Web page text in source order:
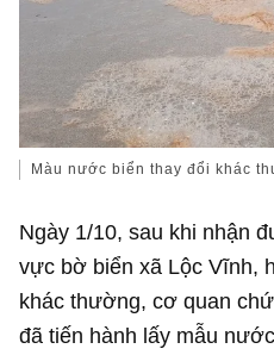
Màu nước biển thay đổi khác
Ngày 1/10, sau khi nhận
vực bờ biển xã Lộc Vĩnh,
khác thường, cơ quan
đã tiến hành lấy mẫu